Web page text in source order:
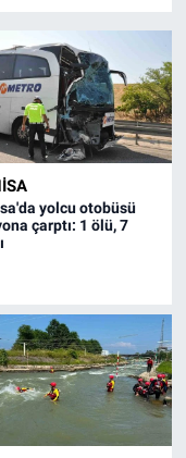
yolcu otobüsü
çarptı: 1 ölü, 7